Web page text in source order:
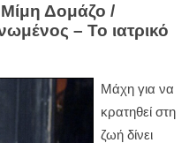
Μίμη Δομάζο /
– Το ιατρικό
Μάχη για να
κρατηθεί στη
ζωή δίνει